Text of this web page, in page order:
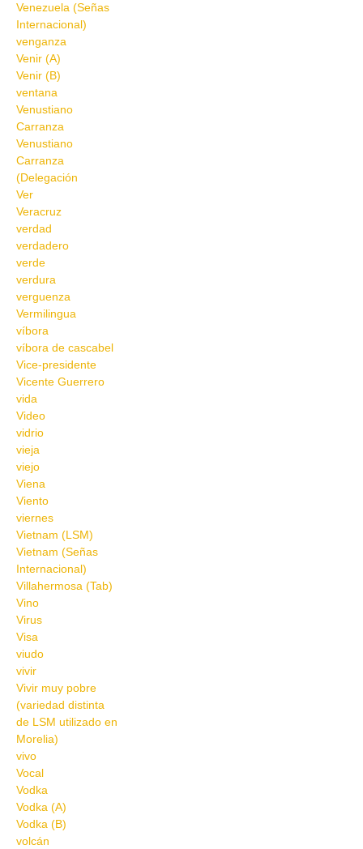
Venezuela (Señas
Internacional)
venganza
Venir (A)
Venir (B)
ventana
Venustiano
Carranza
Venustiano
Carranza
(Delegación
Ver
Veracruz
verdad
verdadero
verde
verdura
verguenza
Vermilingua
víbora
víbora de cascabel
Vice-presidente
Vicente Guerrero
vida
Video
vidrio
vieja
viejo
Viena
Viento
viernes
Vietnam (LSM)
Vietnam (Señas
Internacional)
Villahermosa (Tab)
Vino
Virus
Visa
viudo
vivir
Vivir muy pobre
(variedad distinta
de LSM utilizado en
Morelia)
vivo
Vocal
Vodka
Vodka (A)
Vodka (B)
volcán